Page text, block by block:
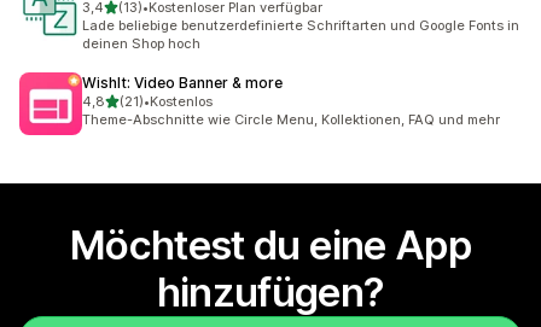
3,4von 5 Sternen
(13)
13 Rezensionen insgesamt
•Kostenloser Plan verfügbar
Lade beliebige benutzerdefinierte Schriftarten und Google Fonts in
deinen Shop hoch
WishIt: Video Banner & more
4,8von 5 Sternen
(21)
21 Rezensionen insgesamt
•Kostenlos
Theme-Abschnitte wie Circle Menu, Kollektionen, FAQ und mehr
Möchtest du eine App
hinzufügen?